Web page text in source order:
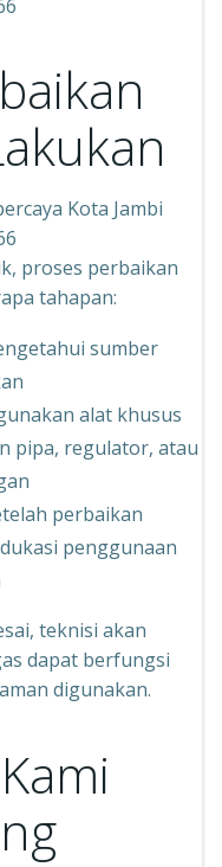
Kota Jambi
proses perbaikan
tahapan:
sumber
alat khusus
pipa, regulator, atau
perbaikan
penggunaan
teknisi akan
dapat berfungsi
digunakan.